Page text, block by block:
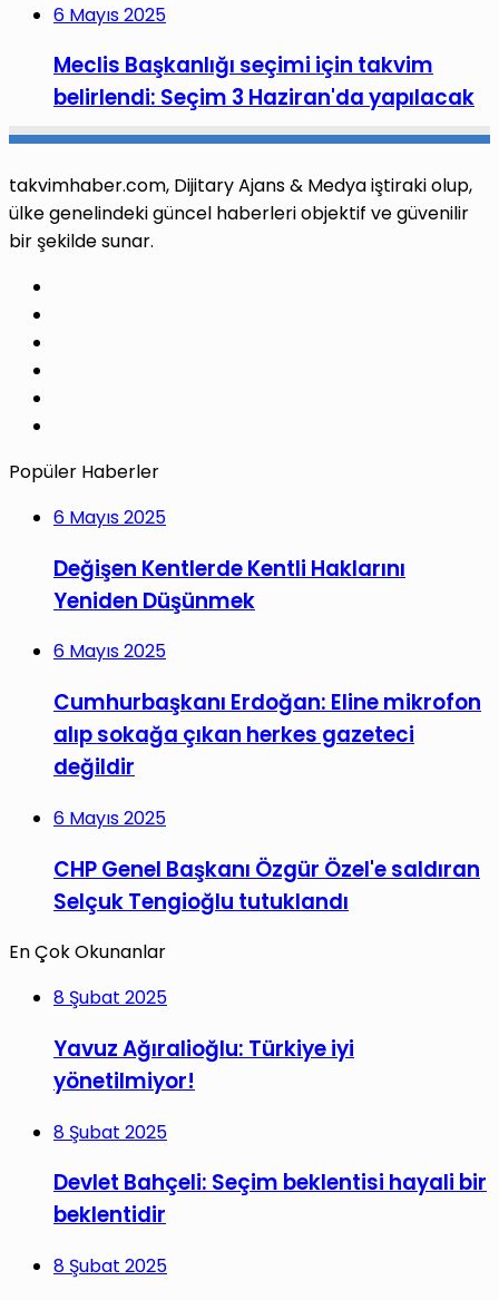
6 Mayıs 2025
Meclis Başkanlığı seçimi için takvim
belirlendi: Seçim 3 Haziran'da yapılacak
takvimhaber.com, Dijitary Ajans & Medya iştiraki olup,
ülke genelindeki güncel haberleri objektif ve güvenilir
bir şekilde sunar.
Popüler Haberler
6 Mayıs 2025
Değişen Kentlerde Kentli Haklarını
Yeniden Düşünmek
6 Mayıs 2025
Cumhurbaşkanı Erdoğan: Eline mikrofon
alıp sokağa çıkan herkes gazeteci
değildir
6 Mayıs 2025
CHP Genel Başkanı Özgür Özel'e saldıran
Selçuk Tengioğlu tutuklandı
En Çok Okunanlar
8 Şubat 2025
Yavuz Ağıralioğlu: Türkiye iyi
yönetilmiyor!
8 Şubat 2025
Devlet Bahçeli: Seçim beklentisi hayali bir
beklentidir
8 Şubat 2025